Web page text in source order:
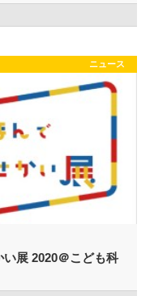
ニュース
展 2020＠こども科